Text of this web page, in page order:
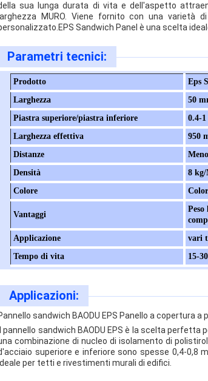
sua lunga durata di vita e dell'aspetto
MURO. Viene fornito con una varietà
Sandwich Panel è una scelta
Parametri tecnici:
Prodotto
Eps
Larghezza
50
Piastra superiore/piastra inferiore
0.4-
Larghezza effettiva
950
Distanze
Densità
8 kg/
Colore
Vantaggi
Applicazione
vari
Tempo di vita
15-
Applicazioni:
sandwich BAODU EPS Panello a copertura
pannello sandwich BAODU EPS è la scelta
combinazione di nucleo di isolamento di
superiore e inferiore sono spesse 0,4-0,8
per tetti e rivestimenti murali di edifici.